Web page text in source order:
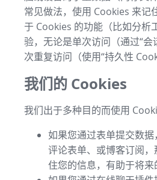
常见做法，使用 Cookies 来记
于 Cookies 的功能（比如分析
验，无论是单次访问（通过“会
次重复访问（使用“持久性
我们的 Cookies
我们出于多种目的而使用
如果您通过表单提交数据
评论表单、或博客订阅
住您的信息，有助于将来